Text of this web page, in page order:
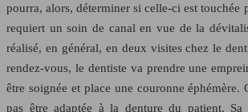
pourra, alors, déterminer si celle-ci est touchée
requiert un soin de canal en vue de la
réalisé, en général, en deux visites chez le
rendez-vous, le dentiste va prendre une
être soignée et place une couronne éphémère.
pas être adaptée à la denture du patient.